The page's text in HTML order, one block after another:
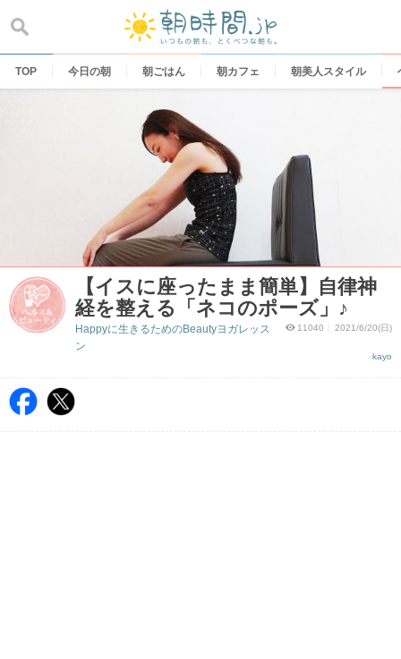
content
TOP 今日の朝 朝ごはん 朝カフェ 朝美人スタイル
【イスに座ったまま簡単】自律神
経を整える「ネコのポーズ」♪
11040 2021/6/20(日)
kayo
Happyに生きるためのBeautyヨガレッス
ン